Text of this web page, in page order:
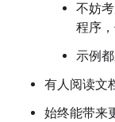
不妨
程序
示例
有人阅读文
始终能带来